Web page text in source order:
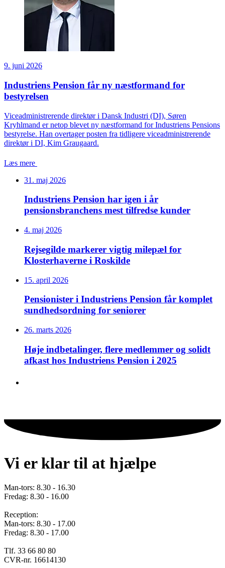
9. juni 2026
Industriens Pension får ny næstformand for
bestyrelsen
Viceadministrerende direktør i Dansk Industri (DI), Søren
Kryhlmand er netop blevet ny næstformand for Industriens Pensions
bestyrelse. Han overtager posten fra tidligere viceadministrerende
direktør i DI, Kim Graugaard.
Læs mere
31. maj 2026
Industriens Pension har igen i år
pensionsbranchens mest tilfredse kunder
4. maj 2026
Rejsegilde markerer vigtig milepæl for
Klosterhaverne i Roskilde
15. april 2026
Pensionister i Industriens Pension får komplet
sundhedsordning for seniorer
26. marts 2026
Høje indbetalinger, flere medlemmer og solidt
afkast hos Industriens Pension i 2025
Vi er klar til at hjælpe
Man-tors: 8.30 - 16.30
Fredag: 8.30 - 16.00
Reception:
Man-tors: 8.30 - 17.00
Fredag: 8.30 - 17.00
Tlf. 33 66 80 80
CVR-nr. 16614130